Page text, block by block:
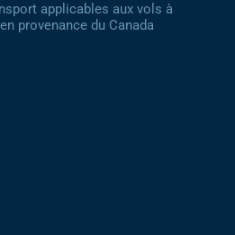
applicables aux vols à
provenance du Canada